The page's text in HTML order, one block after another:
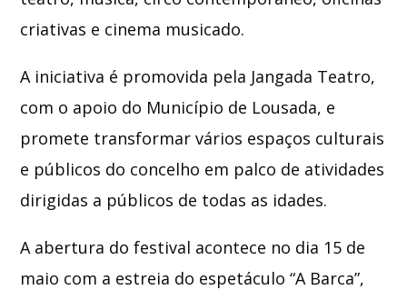
criativas e cinema musicado.
A iniciativa é promovida pela Jangada Teatro,
com o apoio do Município de Lousada, e
promete transformar vários espaços culturais
e públicos do concelho em palco de atividades
dirigidas a públicos de todas as idades.
A abertura do festival acontece no dia 15 de
maio com a estreia do espetáculo “A Barca”,